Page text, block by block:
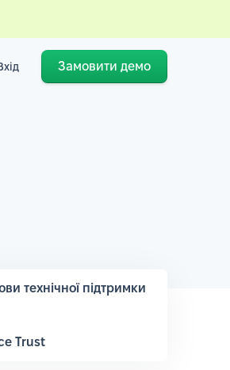
Замовити демо
технічної підтримки
Trust